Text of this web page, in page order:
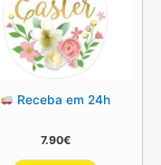
Receba em 24h
7.90€